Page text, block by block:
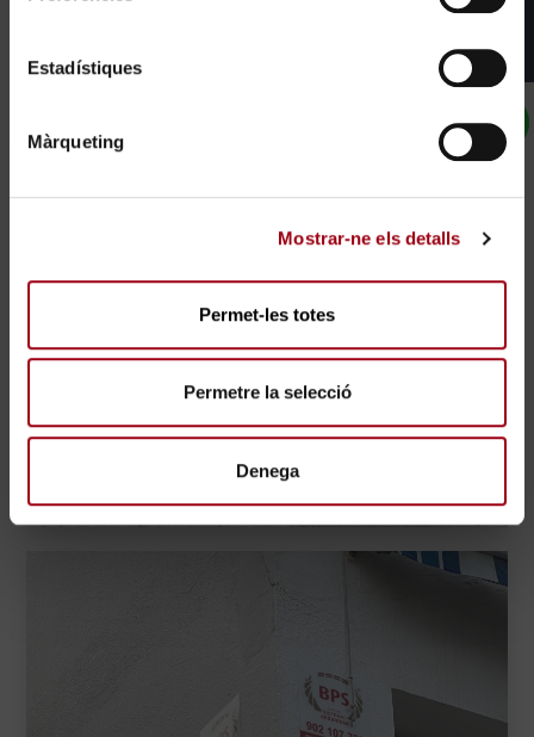
Estadístiques
Màrqueting
Mostrar-ne els detalls
Permet-les totes
Permetre la selecció
Denega